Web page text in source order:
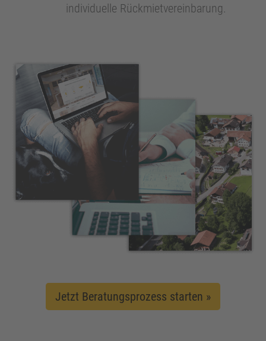
individuelle Rückmietvereinbarung.
Jetzt Beratungsprozess starten »